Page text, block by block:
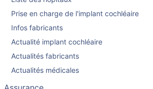
Prise en charge de l'implant cochléaire
Infos fabricants
Actualité implant cochléaire
Actualités fabricants
Actualités médicales